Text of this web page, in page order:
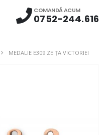
COMANDĂ ACUM
0752-244.616
MEDALIE E309 ZEIȚA VICTORIEI